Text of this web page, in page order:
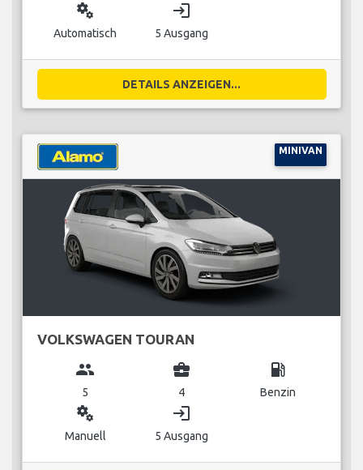
miscellaneous_services
Automatisch
login
5 Ausgang
DETAILS ANZEIGEN...
MINIVAN
VOLKSWAGEN TOURAN
group
5
business_center
4
local_gas_station
Benzin
miscellaneous_services
Manuell
login
5 Ausgang